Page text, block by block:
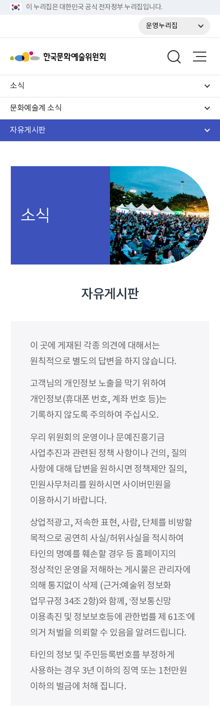
이 누리집은 대한민국 공식 전자정부 누리집입니다.
운영누리집
소식
문화예술계 소식
자유게시판
소식
자유게시판
이 곳에 게재된 각종 의견에 대해서는
원칙적으로 별도의 답변을 하지 않습니다.
고객님의 개인정보 노출을 막기 위하여
개인정보(휴대폰 번호, 계좌 번호 등)는
기록하지 않도록 주의하여 주십시오.
우리 위원회의 운영이나 문예진흥기금
사업추진과 관련된 정책 사항이나 건의, 질의
사항에 대해 답변을 원하시면 정책제안 질의,
민원사무처리를 원하시면 사이버민원을
이용하시기 바랍니다.
상업적광고, 저속한 표현, 사람, 단체를 비방할
목적으로 공연히 사실/허위사실을 적시하여
타인의 명예를 훼손할 경우 등 홈페이지의
정상적인 운영을 저해하는 게시물은 관리자에
의해 통지없이 삭제 (근거:예술위 정보화
업무규정 34조 2항)와 함께, ‘정보통신망
이용촉진 및 정보보호등에 관한법률 제 61조’에
의거 처벌을 의뢰할 수 있음을 알려드립니다.
타인의 정보 및 주민등록번호를 부정하게
사용하는 경우 3년 이하의 징역 또는 1천만원
이하의 벌금에 처해 집니다.